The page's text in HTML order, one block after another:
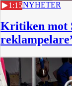
1:15
6 JULINYHETER
Kritiken mot